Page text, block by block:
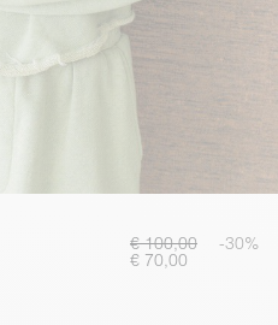
€ 100,00 -30%
€ 70,00